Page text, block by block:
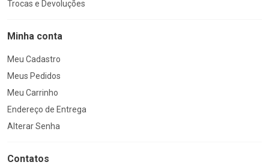
Trocas e Devoluções
Minha conta
Meu Cadastro
Meus Pedidos
Meu Carrinho
Endereço de Entrega
Alterar Senha
Contatos